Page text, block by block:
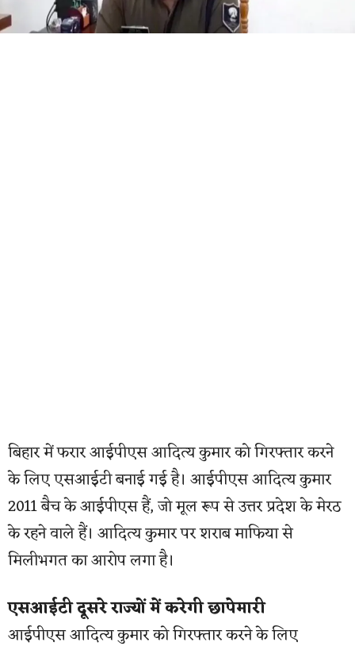
बिहार में फरार आईपीएस आदित्य कुमार को गिरफ्तार करने
के लिए एसआईटी बनाई गई है। आईपीएस आदित्य कुमार
2011 बैच के आईपीएस हैं, जो मूल रूप से उत्तर प्रदेश के मेरठ
के रहने वाले हैं। आदित्य कुमार पर शराब माफिया से
मिलीभगत का आरोप लगा है।
एसआईटी दूसरे राज्यों में करेगी छापेमारी
आईपीएस आदित्य कुमार को गिरफ्तार करने के लिए